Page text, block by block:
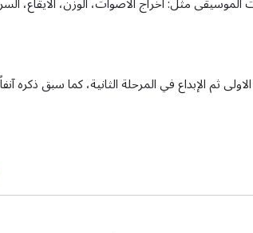
ثم الإبداع في المرحلة الثانية، كما سبق